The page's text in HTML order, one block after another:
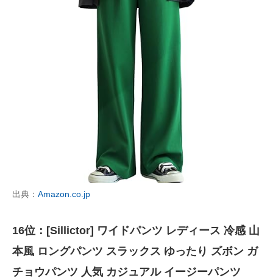
出典： Amazon.co.jp
16位：[Sillictor] ワイドパンツ レディース 冷感 山
本風 ロングパンツ スラックス ゆったり ズボン ガ
チョウパンツ 人気 カジュアル イージーパンツ